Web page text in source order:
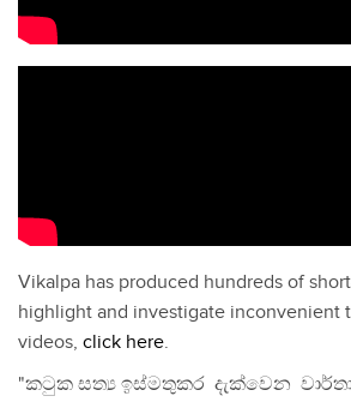
Vikalpa has produced hundreds of
highlight and investigate inconvenient
videos, click here.
"කටුක සත්‍ය ඉස්මතුකර දැක්වෙන